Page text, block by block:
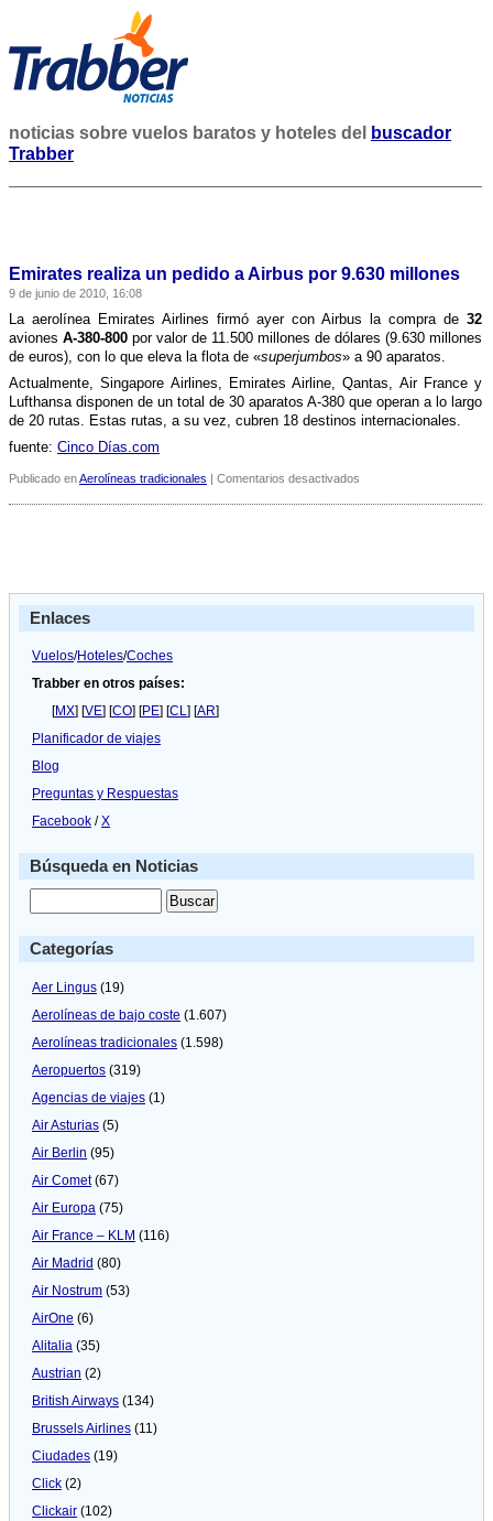
noticias sobre vuelos baratos y hoteles del
buscador
Trabber
Emirates realiza un pedido a Airbus por 9.630 millones
9 de junio de 2010, 16:08
La aerolí­nea Emirates Airlines firmó ayer con Airbus la compra de 32
aviones A-380-800 por valor de 11.500 millones de dólares (9.630 millones
de euros), con lo que eleva la flota de «superjumbos» a 90 aparatos.
Actualmente, Singapore Airlines, Emirates Airline, Qantas, Air France y
Lufthansa disponen de un total de 30 aparatos A-380 que operan a lo largo
de 20 rutas. Estas rutas, a su vez, cubren 18 destinos internacionales.
fuente: Cinco Dí­as.com
Publicado enAerolíneas tradicionales | Comentarios desactivados
millones
Enlaces
Vuelos/Hoteles/Coches
Trabber en otros países:
[MX] [VE] [CO] [PE] [CL] [AR]
Planificador de viajes
Blog
Preguntas y Respuestas
Facebook /X
Búsqueda en Noticias
Categorías
Aer Lingus (19)
Aerolíneas de bajo coste (1.607)
Aerolíneas tradicionales (1.598)
Aeropuertos (319)
Agencias de viajes (1)
Air Asturias (5)
Air Berlin (95)
Air Comet(67)
Air Europa (75)
Air France – KLM (116)
Air Madrid (80)
Air Nostrum (53)
AirOne (6)
Alitalia (35)
Austrian (2)
British Airways (134)
Brussels Airlines (11)
Ciudades (19)
Click (2)
Clickair (102)